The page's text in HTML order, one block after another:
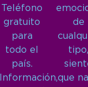
Teléfono
gratuito
para
todo el
país.
Información,
de
tipo,
que